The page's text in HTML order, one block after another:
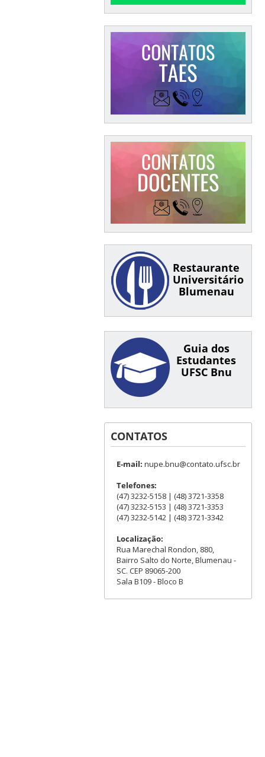
Restaurante
Universitário
Blumenau
Guia dos
Estudantes
UFSC Bnu
CONTATOS
E-mail: nupe.bnu@contato.ufsc.br
Telefones:
(47) 3232-5158 | (48) 3721-3358
(47) 3232-5153 | (48) 3721-3353
(47) 3232-5142 | (48) 3721-3342
Localização:
Rua Marechal Rondon, 880,
Bairro Salto do Norte, Blumenau -
SC. CEP 89065-200
Sala B109 - Bloco B